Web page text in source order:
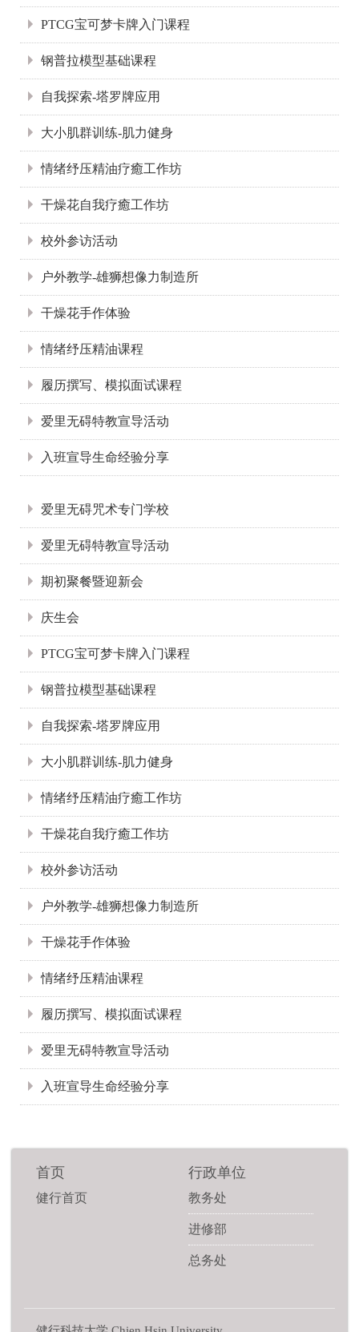
PTCG宝可梦卡牌入门课程
钢普拉模型基础课程
自我探索-塔罗牌应用
大小肌群训练-肌力健身
情绪纾压精油疗癒工作坊
干燥花自我疗癒工作坊
校外参访活动
户外教学-雄狮想像力制造所
干燥花手作体验
情绪纾压精油课程
履历撰写、模拟面试课程
爱里无碍特教宣导活动
入班宣导生命经验分享
爱里无碍咒术专门学校
爱里无碍特教宣导活动
期初聚餐暨迎新会
庆生会
PTCG宝可梦卡牌入门课程
钢普拉模型基础课程
自我探索-塔罗牌应用
大小肌群训练-肌力健身
情绪纾压精油疗癒工作坊
干燥花自我疗癒工作坊
校外参访活动
户外教学-雄狮想像力制造所
干燥花手作体验
情绪纾压精油课程
履历撰写、模拟面试课程
爱里无碍特教宣导活动
入班宣导生命经验分享
首页
健行首页
行政单位
教务处
进修部
总务处